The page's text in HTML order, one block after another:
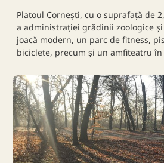
Platoul Cornești, cu o suprafață de
a administrației grădinii zoologice
joacă modern, un parc de fitness,
biciclete, precum și un amfiteatru